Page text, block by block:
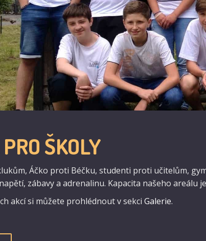
ŠKOLY
Áčko proti Béčku, studenti proti učitelům,
zábavy a adrenalinu. Kapacita našeho areálu
akcí si můžete prohlédnout v sekci Galerie.